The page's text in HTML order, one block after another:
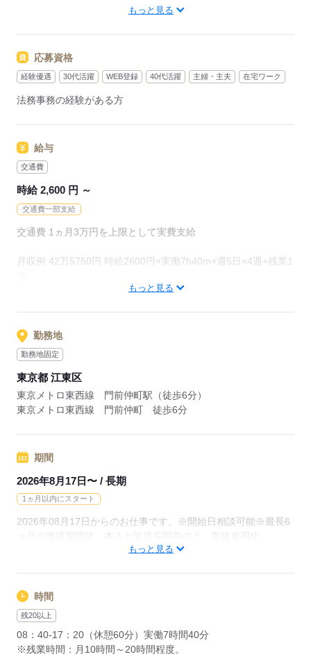
・電子署名に関するルールの整備、ツールの維持管理
討
＊穏やかな社員が多く環境おすすめ！
＊直接雇用化後は在宅など裁量権を持ちます！
#想定年収400万以上のお仕事
もっと見る
応募資格
経験優遇 30代活躍 WEB登録 40代活躍 主婦・主夫 在宅ワーク
法務事務の経験がある方
給与
交通費
時給 2,600 円 ～
交通費一部支給
交通費 1ヵ月3万円を上限として実費支給
月収例 42万5750円 時給2600円×実働7h40m×週5日×4週+残業1
※月収例を保証するものではありません。
もっと見る
勤務地
勤務地固定
東京都 江東区
東京メトロ東西線 門前仲町駅（徒歩6分）
東京メトロ東西線 門前仲町 徒歩6分
期間
2026年8月17日〜 / 長期
1ヵ月以内にスタート
2026年08月17日からのお仕事です。※開始日相談可能※最長6
ヵ月の派遣期間後、本人と派遣先同意の上、直接雇用化
・人気の在宅や大学事務のお仕事 など
たくさんのお仕事の中からあなたのご希望に合わせて選べます♪
09月、10月スタートのご希望の方も
まずはお気軽にご相談ください☆
もっと見る
時間
残20以上
08：40-17：20（休憩60分）実働7時間40分
※残業時間：月10時間～20時間程度。